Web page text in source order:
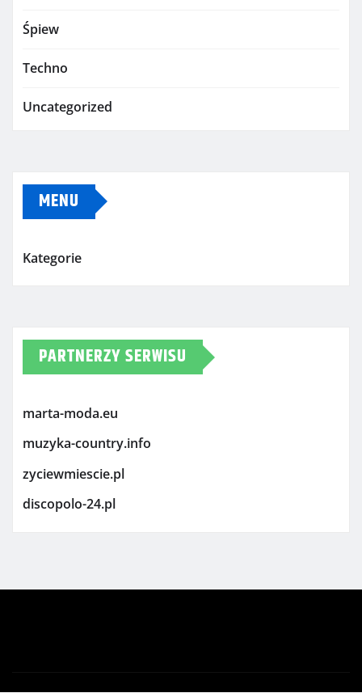
Śpiew
Techno
Uncategorized
MENU
Kategorie
PARTNERZY SERWISU
marta-moda.eu
muzyka-country.info
zyciewmiescie.pl
discopolo-24.pl